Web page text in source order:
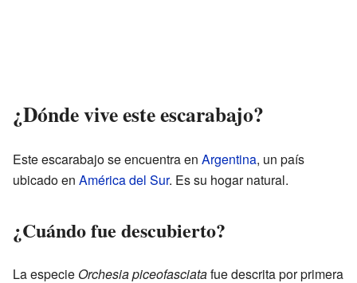
¿Dónde vive este escarabajo?
Este escarabajo se encuentra en Argentina, un país
ubicado en América del Sur. Es su hogar natural.
¿Cuándo fue descubierto?
La especie Orchesia piceofasciatafue descrita por primera